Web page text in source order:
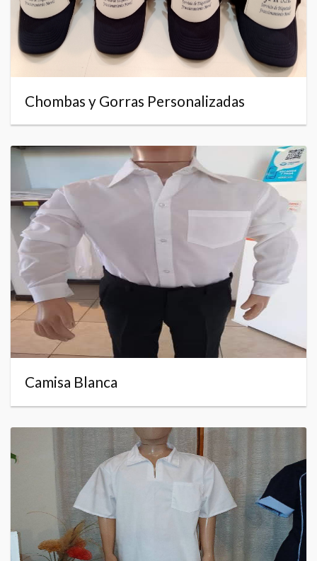
Chombas y Gorras Personalizadas
Camisa Blanca